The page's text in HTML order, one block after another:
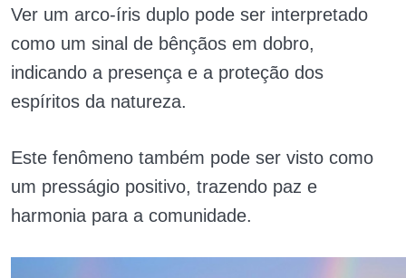
Ver um arco-íris duplo pode ser interpretado
como um sinal de bênçãos em dobro,
indicando a presença e a proteção dos
espíritos da natureza.
Este fenômeno também pode ser visto como
um presságio positivo, trazendo paz e
harmonia para a comunidade.